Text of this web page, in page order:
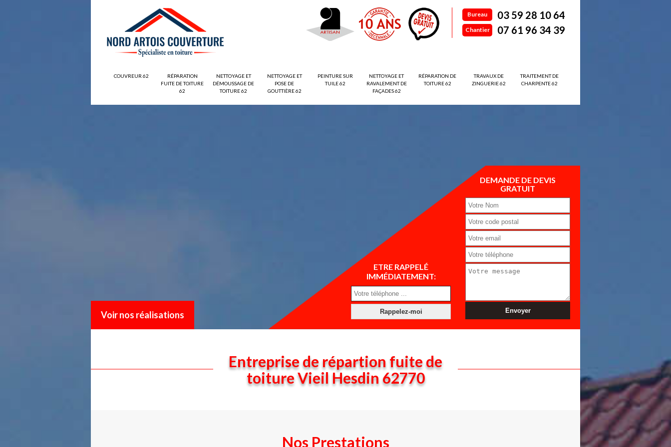
Bureau 03 59 28 10 64
Chantier 07 61 96 34 39
COUVREUR 62
RÉPARATION
FUITE DE TOITURE
62
NETTOYAGE ET
DÉMOUSSAGE DE
TOITURE 62
NETTOYAGE ET
POSE DE
GOUTTIÈRE 62
PEINTURE SUR
TUILE 62
NETTOYAGE ET
RAVALEMENT DE
FAÇADES 62
RÉPARATION DE
TOITURE 62
TRAVAUX DE
ZINGUERIE 62
TRAITEMENT DE
CHARPENTE 62
Voir nos réalisations
ETRE RAPPELÉ
IMMÉDIATEMENT:
DEMANDE DE DEVIS
GRATUIT
Entreprise de répartion fuite de
toiture Vieil Hesdin 62770
Nos Prestations